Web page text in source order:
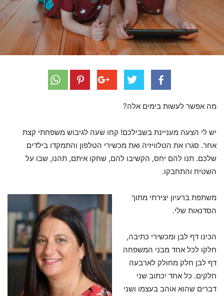
מה אפשר לעשות בימים אלה?
יש לי הצעה מעניינת בשבילכם! קחו שעה לגיבוש משפחתי קצת
אחר. סגרו את הטלוויזיה ואת מכשירי הטלפון והתמקדו בילדים
שלכם. תנו להם יחס, הקשיבו להם, שחקו איתם, תהנו, שבו על
השטיח והתחבקו.
משתפת ברעיון יצירתי מתוך
הסדנאות שלי.
הכינו דף לבן ומכשירי כתיבה,
חלקו לכל אחד מבני המשפחה
דף לבן חלק מחולק לארבעה
חלקים. כל אחד יכתוב שני
דברים שהוא אוהב בעצמו ושני